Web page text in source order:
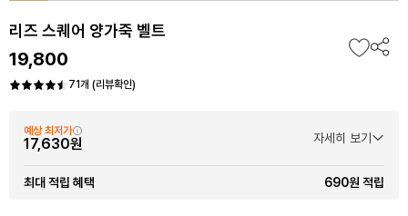
리즈 스퀘어 양가죽 벨트
19,800
71개 (리뷰확인)
예상 최저가
17,630원 자세히 보기
최대 적립 혜택 690원 적립